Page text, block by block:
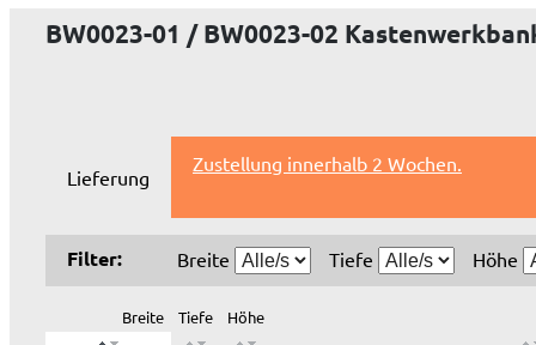
BW0023-01 / BW0023-02
Lieferung
Zustellung innerhalb 2 Wochen.
Filter: Breite Tiefe Höhe
Breite Tiefe Höhe